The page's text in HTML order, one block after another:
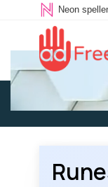
Neon